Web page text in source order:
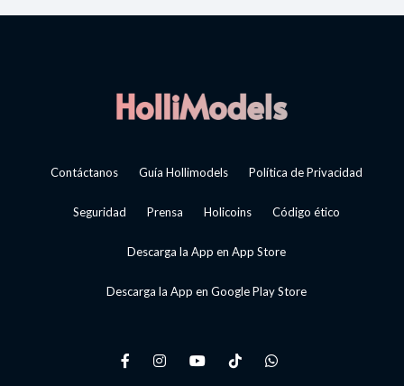
Contáctanos Guía Hollimodels Política de Privacidad
Seguridad Prensa Holicoins Código ético
Descarga la App en App Store
Descarga la App en Google Play Store